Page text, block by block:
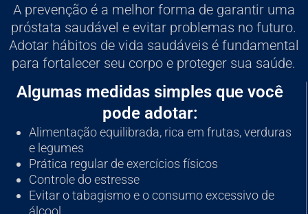
A prevenção é a melhor forma de garantir uma
próstata saudável e evitar problemas no futuro.
Adotar hábitos de vida saudáveis é fundamental
para fortalecer seu corpo e proteger sua saúde.
Algumas medidas simples que você
pode adotar:
Alimentação equilibrada, rica em frutas, verduras
e legumes
Prática regular de exercícios físicos
Controle do estresse
Evitar o tabagismo e o consumo excessivo de
álcool